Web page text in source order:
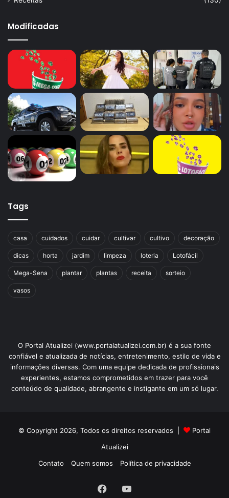
Modificadas
Tags
casa cuidados cuidar cultivar cultivo decoração
dicas horta jardim limpeza loteria Lotofácil
Mega-Sena plantar plantas receita sorteio
vasos
O Portal Atualizei (www.portalatualizei.com.br) é a sua fonte
confiável e atualizada de notícias, entretenimento, estilo de vida e
informações diversas. Com uma equipe dedicada de profissionais
experientes, estamos comprometidos em trazer para você
conteúdo de qualidade, abrangente e instigante em um só lugar.
© Copyright 2026, Todos os direitos reservados |
Portal
Atualizei
Contato
Quem somos Política de privacidade
FacebookYouTube